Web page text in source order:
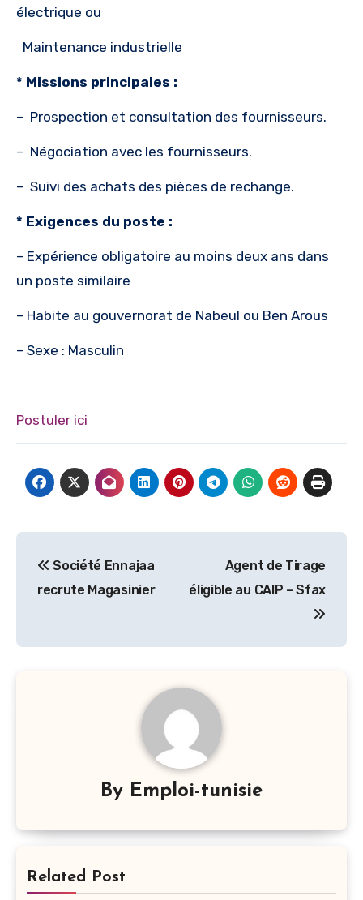
électrique ou
Maintenance industrielle
* Missions principales :
– Prospection et consultation des fournisseurs.
– Négociation avec les fournisseurs.
– Suivi des achats des pièces de rechange.
* Exigences du poste :
– Expérience obligatoire au moins deux ans dans
un poste similaire
– Habite au gouvernorat de Nabeul ou Ben Arous
– Sexe : Masculin
Postuler ici
de
Société Ennajaa
recrute Magasinier
Agent de Tirage
éligible au CAIP – Sfax
By Emploi-tunisie
Related Post